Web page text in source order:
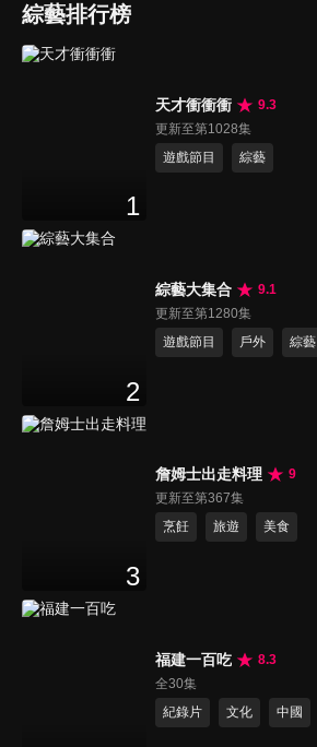
綜藝排行榜
1
天才衝衝衝
9.3
更新至第1028集
遊戲節目
綜藝
2
綜藝大集合
9.1
更新至第1280集
遊戲節目
戶外 綜藝
3
詹姆士出走料理
9
更新至第367集
烹飪
旅遊 美食
福建一百吃
8.3
全30集
紀錄片
文化 中國